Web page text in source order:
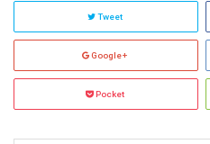
Tweet
Google+
Pocket